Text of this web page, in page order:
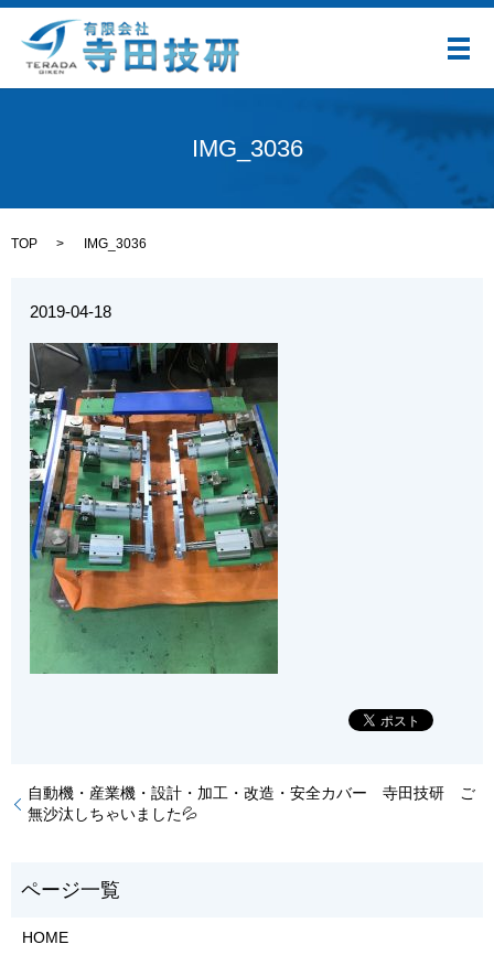
メ
IMG_3036
TOP IMG_3036
2019-04-18
自動機・産業機・設計・加工・改造・安全カバー 寺田技研 ご
無沙汰しちゃいました💦
HOME